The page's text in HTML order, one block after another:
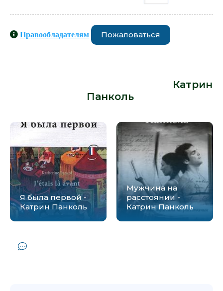
Правообладателям Пожаловаться
Катрин
Панколь
Я была первой -
Катрин Панколь
Мужчина на
расстоянии -
Катрин Панколь